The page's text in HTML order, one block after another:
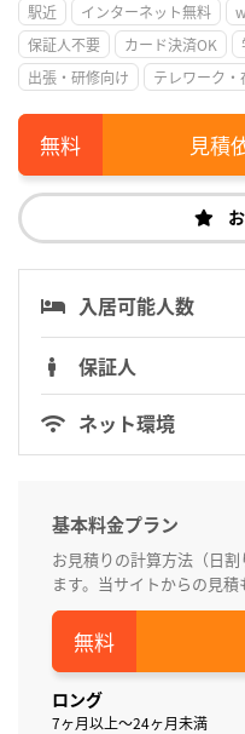
駅近 インターネット無料
保証人不要
カード決済OK
出張・研修向け
テレワーク
見積
入居可能人数
保証人
ネット環境
基本料金プラン
お見積りの計算方法（日
ます。当サイトからの見積
ロング
7ヶ月以上～24ヶ月未満